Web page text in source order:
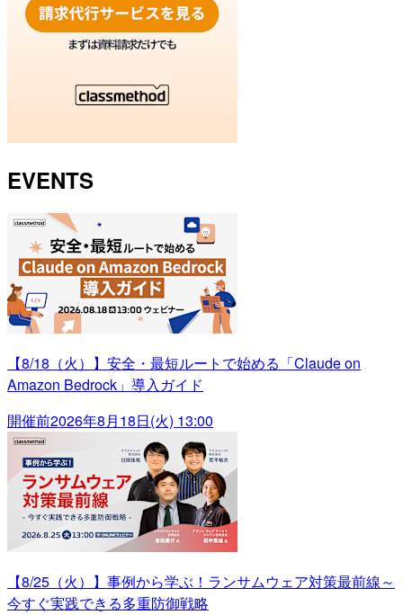
EVENTS
【8/18（火）】安全・最短ルートで始める「Claude on
Amazon Bedrock」導入ガイド
開催前2026年8月18日(火) 13:00
【8/25（火）】事例から学ぶ！ランサムウェア対策最前線～
今すぐ実践できる多重防御戦略